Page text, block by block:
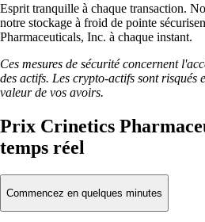
Esprit tranquille à chaque transaction.
notre stockage à froid de pointe
Pharmaceuticals, Inc. à chaque instant.
Ces mesures de sécurité concernent
des actifs. Les crypto-actifs sont
valeur de vos avoirs.
Prix Crinetics
temps réel
Commencez en quelques minutes